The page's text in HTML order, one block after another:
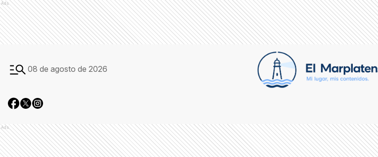
Ads
08 de agosto de 2026
Ads